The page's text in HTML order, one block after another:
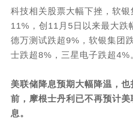
科技相关股票大幅下挫，软
11%，创11月5日以来最大跌
德万测试跌超9%，软银集团
士跌超8%，三星电子跌超4%
美联储降息预期大幅降温，
前，摩根士丹利已不再预计
息。